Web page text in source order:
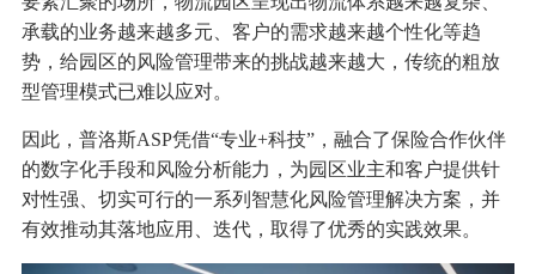
承载的业务越来越多元、客户的需求越来越个性化等趋
势，给园区的风险管理带来的挑战越来越大，传统的粗放
型管理模式已难以应对。
因此，普洛斯ASP凭借“专业+科技”，融合了保险合作伙伴
的数字化手段和风险分析能力，为园区业主和客户提供针
对性强、切实可行的一系列智慧化风险管理解决方案，并
有效推动其落地应用、迭代，取得了优秀的实践效果。